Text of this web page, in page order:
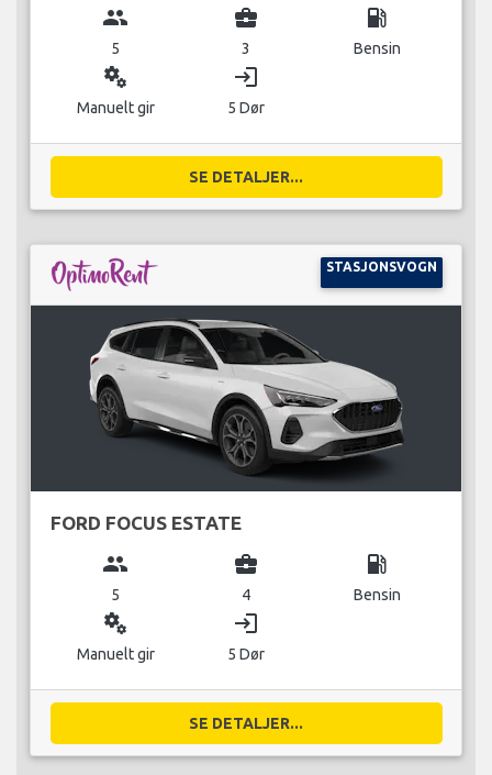
group
5
business_center
3
local_gas_station
Bensin
miscellaneous_services
Manuelt gir
login
5 Dør
SE DETALJER...
STASJONSVOGN
FORD FOCUS ESTATE
group
5
business_center
4
local_gas_station
Bensin
miscellaneous_services
Manuelt gir
login
5 Dør
SE DETALJER...